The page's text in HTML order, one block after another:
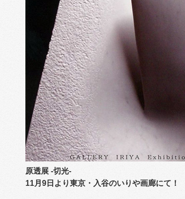
原透展 -切光-
11月9日より東京・入谷のいりや画廊にて！